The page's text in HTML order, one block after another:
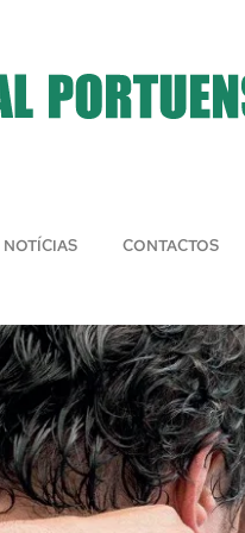
NOTÍCIAS CONTACTOS